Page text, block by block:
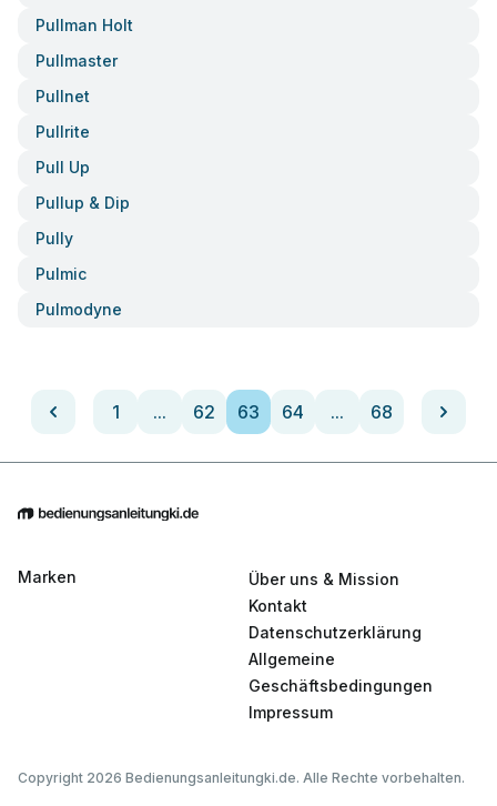
Pullman Holt
Pullmaster
Pullnet
Pullrite
Pull Up
Pullup & Dip
Pully
Pulmic
Pulmodyne
1 ... 62 63 64 ... 68
Marken
Über uns & Mission
Kontakt
Datenschutzerklärung
Allgemeine
Geschäftsbedingungen
Impressum
Copyright 2026 Bedienungsanleitungki.de. Alle Rechte vorbehalten.